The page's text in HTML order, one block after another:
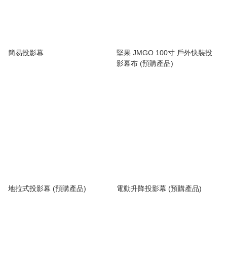
簡易投影幕
堅果 JMGO 100寸 戶外快裝投
影幕布 (預購產品)
地拉式投影幕 (預購產品) 電動升降投影幕 (預購產品)